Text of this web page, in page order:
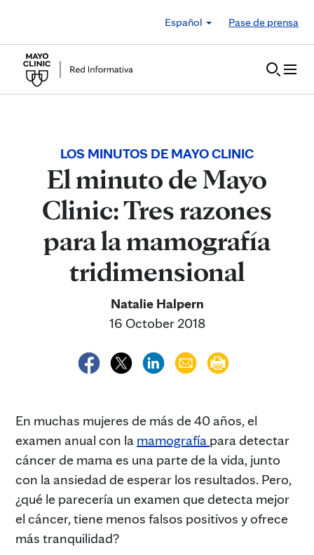
Español
Pase de prensa
LOS MINUTOS DE MAYO CLINIC
El minuto de Mayo
Clinic: Tres razones
para la mamografía
tridimensional
Natalie Halpern
16 October 2018
En muchas mujeres de más de 40 años, el
examen anual con la mamografía para detectar
cáncer de mama es una parte de la vida, junto
con la ansiedad de esperar los resultados. Pero,
¿qué le parecería un examen que detecta mejor
el cáncer, tiene menos falsos positivos y ofrece
más tranquilidad?